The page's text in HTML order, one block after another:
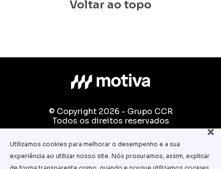
Voltar ao topo
© Copyright 2026 - Grupo CCR
Todos os direitos reservados
Fale conosco:
equipe.pedagogica@motiva.com.br
Utilizamos cookies para melhorar o desempenho e a sua
experiência ao utilizar nosso site. Nós procuramos, assim, explicar